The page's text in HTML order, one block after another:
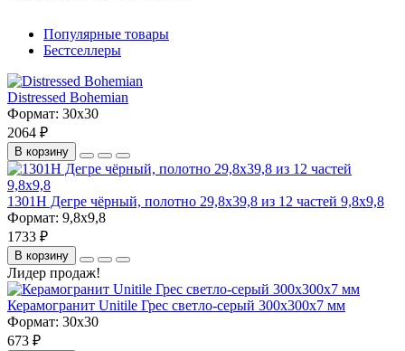
Популярные товары
Бестселлеры
Distressed Bohemian
Формат: 30x30
2064 ₽
В корзину
1301H Дегре чёрный, полотно 29,8х39,8 из 12 частей 9,8х9,8
Формат: 9,8x9,8
1733 ₽
В корзину
Лидер продаж!
Керамогранит Unitile Грес светло-серый 300х300х7 мм
Формат: 30x30
673 ₽